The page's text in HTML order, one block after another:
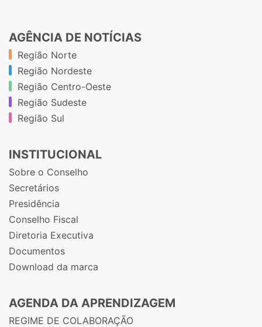
AGÊNCIA DE NOTÍCIAS
Região Norte
Região Nordeste
Região Centro-Oeste
Região Sudeste
Região Sul
INSTITUCIONAL
Sobre o Conselho
Secretários
Presidência
Conselho Fiscal
Diretoria Executiva
Documentos
Download da marca
AGENDA DA APRENDIZAGEM
REGIME DE COLABORAÇÃO